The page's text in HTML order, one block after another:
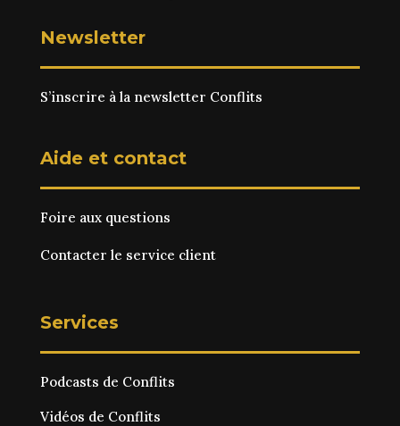
Newsletter
S’inscrire à la newsletter Conflits
Aide et contact
Foire aux questions
Contacter le service client
Services
Podcasts de Conflits
Vidéos de Conflits